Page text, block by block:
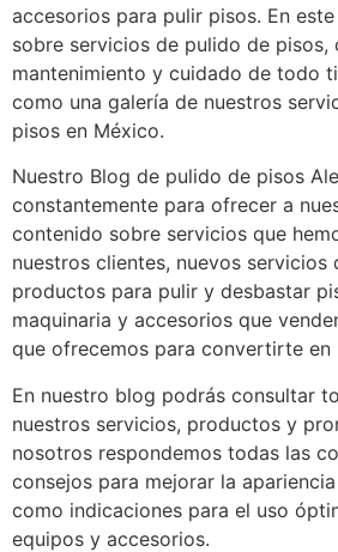
accesorios para pulir pisos. En
sobre servicios de pulido de pisos,
mantenimiento y cuidado de todo
como una galería de nuestros
pisos en México.
Nuestro Blog de pulido de pisos
constantemente para ofrecer a
contenido sobre servicios que
nuestros clientes, nuevos servicios
productos para pulir y desbastar
maquinaria y accesorios que
que ofrecemos para convertirte en
En nuestro blog podrás consultar
nuestros servicios, productos y
nosotros respondemos todas las
consejos para mejorar la
como indicaciones para el uso
equipos y accesorios.